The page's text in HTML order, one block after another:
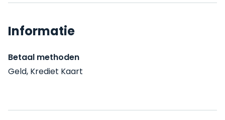
Informatie
Betaal methoden
Geld, Krediet Kaart